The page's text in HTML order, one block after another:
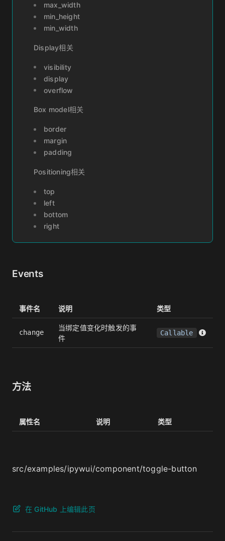
max_width
min_height
min_width
Display相关
visibility
display
overflow
Box model相关
border
margin
padding
Positioning相关
top
left
bottom
right
Events
事件名 说明 类型
change
当绑定值变化时触发的事
件
Callable
方法
属性名 说明 类型
src/examples/ipywui/component/toggle-button
在 GitHub 上编辑此页